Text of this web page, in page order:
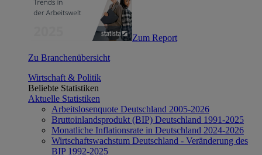
Zum Report
Zu Branchenübersicht
Wirtschaft & Politik
Beliebte Statistiken
Aktuelle Statistiken
Arbeitslosenquote Deutschland 2005-2026
Bruttoinlandsprodukt (BIP) Deutschland 1991-2025
Monatliche Inflationsrate in Deutschland 2024-2026
Wirtschaftswachstum Deutschland - Veränderung des
BIP 1992-2025